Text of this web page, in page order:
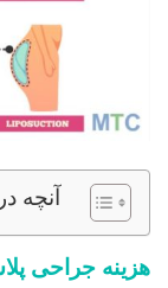
آنچه
هزینه جراحی